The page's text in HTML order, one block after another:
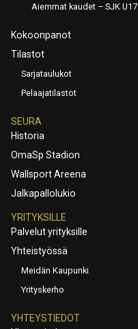
Aiemmat kaudet – SJK U17
Kokoonpanot
Tilastot
Sarjataulukot
Pelaajatilastot
SEURA
Historia
OmaSp Stadion
Wallsport Areena
Jalkapallolukio
YRITYKSILLE
Palvelut yrityksille
Yhteistyössä
Meidän Kaupunki
Yrityskerho
YHTEYSTIEDOT